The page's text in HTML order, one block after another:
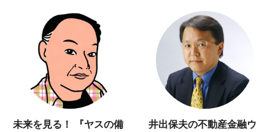
未来を見る！ 『ヤスの備
井出保夫の不動産金融ウ